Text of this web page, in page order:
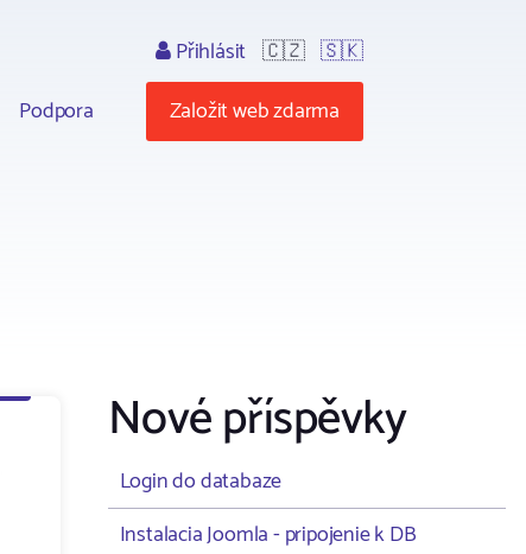
Podpora
Přihlásit 🇨🇿 🇸🇰
Založit web zdarma
Nové příspěvky
Login do databaze
Instalacia Joomla - pripojenie k DB